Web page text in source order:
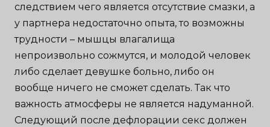
следствием чего является отсутствие смазки, а
у партнера недостаточно опыта, то возможны
трудности – мышцы влагалища
непроизвольно сожмутся, и молодой человек
либо сделает девушке больно, либо он
вообще ничего не сможет сделать. Так что
важность атмосферы не является надуманной.
Следующий после дефлорации секс должен